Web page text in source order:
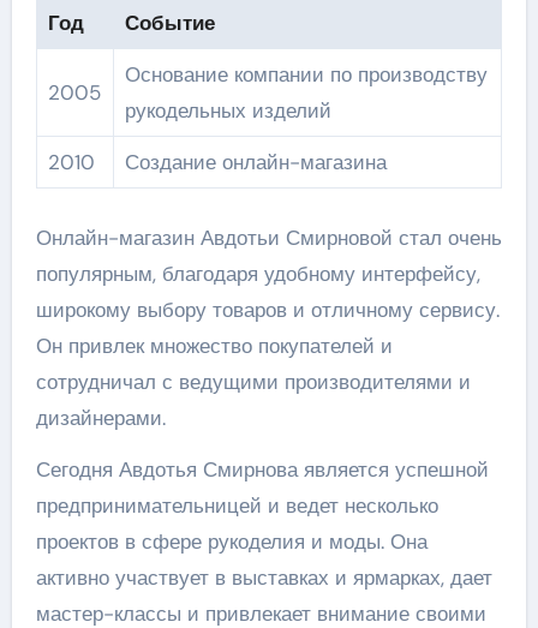
Год Событие
2005
Основание компании по производству
рукодельных изделий
2010
Создание онлайн-магазина
Онлайн-магазин Авдотьи Смирновой стал очень
популярным, благодаря удобному интерфейсу,
широкому выбору товаров и отличному сервису.
Он привлек множество покупателей и
сотрудничал с ведущими производителями и
дизайнерами.
Сегодня Авдотья Смирнова является успешной
предпринимательницей и ведет несколько
проектов в сфере рукоделия и моды. Она
активно участвует в выставках и ярмарках, дает
мастер-классы и привлекает внимание своими